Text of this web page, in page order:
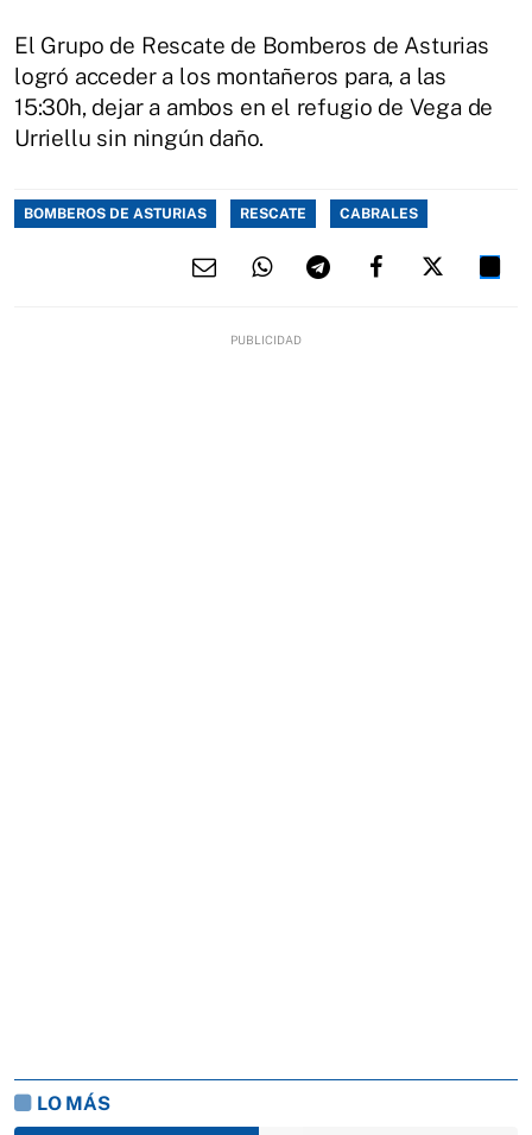
El Grupo de Rescate de Bomberos de Asturias
logró acceder a los montañeros para, a las
15:30h, dejar a ambos en el refugio de Vega de
Urriellu sin ningún daño.
BOMBEROS DE ASTURIAS RESCATE CABRALES
LO MÁS